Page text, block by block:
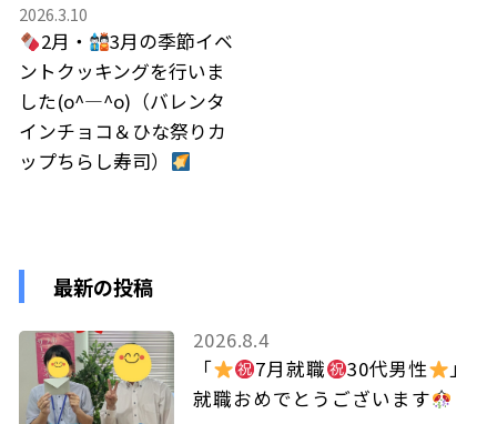
2026.3.10
2月・
3月の季節イベ
ントクッキングを行いま
した(o^―^o)（バレンタ
インチョコ＆ひな祭りカ
ップちらし寿司）
最新の投稿
2026.8.4
「
7月就職 30代男性
」
就職おめでとうございます